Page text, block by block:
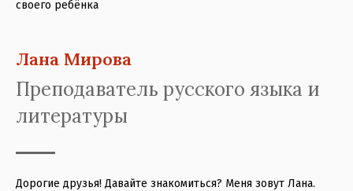
своего ребёнка
Лана Мирова
Преподаватель русского языка и
литературы
Дорогие друзья! Давайте знакомиться? Меня зовут Лана.